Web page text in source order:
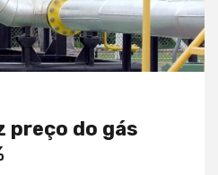
preço do gás